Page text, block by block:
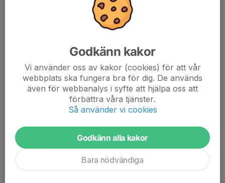
Alla barn som deltar i någon aktivitet (hockey/skidor/fotboll) i
Anundsjö IFs regi ska vara medlemmar i Anundsjö IF.
Medlemsavgiften är:
Enskild 200kr (0-64år)
Pensionär 100kr
Den betalas in till: Bankgiro 728-7964
Märk betalningen med barnets namn + lagnamn t.e x. Lina F2010
Godkänn kakor
Vi använder oss av kakor (cookies) för att vår
webbplats ska fungera bra för dig. De används
även för webbanalys i syfte att hjälpa oss att
förbättra våra tjänster.
Så använder vi cookies
Godkänn alla kakor
Bara nödvändiga